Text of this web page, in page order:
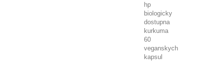
hp
biologicky
dostupna
kurkuma
60
veganskych
kapsul